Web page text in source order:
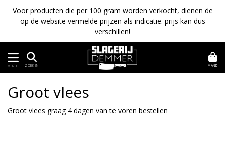
Voor producten die per 100 gram worden verkocht, dienen de
op de website vermelde prijzen als indicatie. prijs kan dus
verschillen!
MENU ZOEKEN MAND
Groot vlees
Groot vlees graag 4 dagen van te voren bestellen